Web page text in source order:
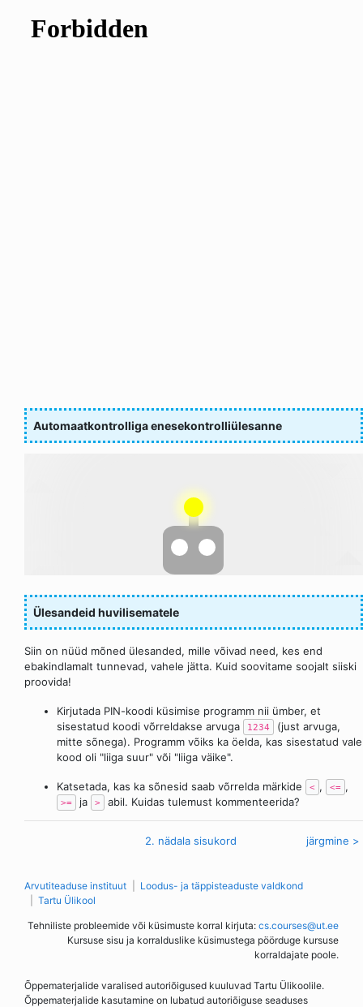
Automaatkontrolliga enesekontrolliülesanne
Ülesandeid huvilisematele
Siin on nüüd mõned ülesanded, mille võivad need, kes end
ebakindlamalt tunnevad, vahele jätta. Kuid soovitame soojalt siiski
proovida!
Kirjutada PIN-koodi küsimise programm nii ümber, et
sisestatud koodi võrreldakse arvuga
1234
(just arvuga,
mitte sõnega). Programm võiks ka öelda, kas sisestatud vale
kood oli "liiga suur" või "liiga väike".
Katsetada, kas ka sõnesid saab võrrelda märkide < , <= ,
>= ja > abil. Kuidas tulemust kommenteerida?
2. nädala sisukord järgmine >
Arvutiteaduse instituut
Loodus- ja täppisteaduste valdkond
Tartu Ülikool
Tehniliste probleemide või küsimuste korral kirjuta: cs.courses@ut.ee
Kursuse sisu ja korralduslike küsimustega pöörduge kursuse
korraldajate poole.
Õppematerjalide varalised autoriõigused kuuluvad Tartu Ülikoolile.
Õppematerjalide kasutamine on lubatud autoriõiguse seaduses